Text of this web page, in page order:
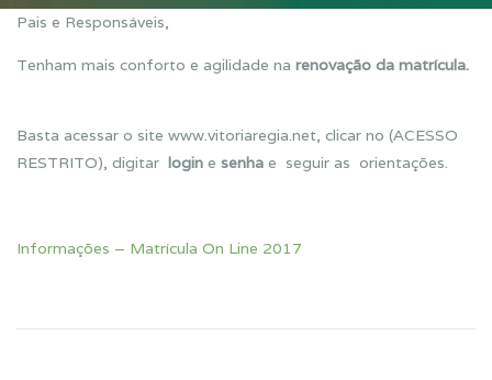
Pais e Responsáveis,
Tenham mais conforto e agilidade na renovação da matrícula.
Basta acessar o site www.vitoriaregia.net, clicar no (ACESSO
RESTRITO), digitar login e senha e seguir as orientações.
Informações – Matrícula On Line 2017